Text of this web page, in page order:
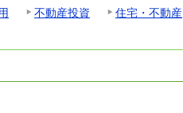
不動産投資 住宅・不動産